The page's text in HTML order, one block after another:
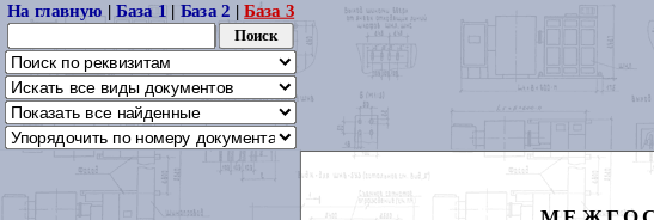
На главную |База 1 | База 2 |База 3